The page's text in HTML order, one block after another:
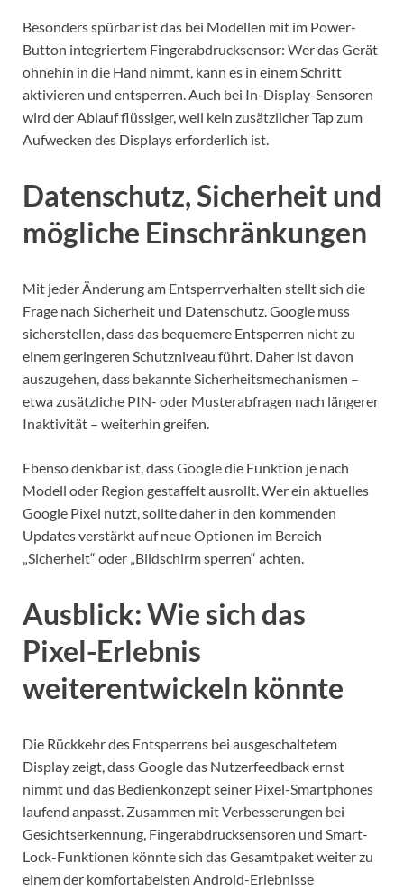
Besonders spürbar ist das bei Modellen mit im Power-
Button integriertem Fingerabdrucksensor: Wer das Gerät
ohnehin in die Hand nimmt, kann es in einem Schritt
aktivieren und entsperren. Auch bei In-Display-Sensoren
wird der Ablauf flüssiger, weil kein zusätzlicher Tap zum
Aufwecken des Displays erforderlich ist.
Datenschutz, Sicherheit und
mögliche Einschränkungen
Mit jeder Änderung am Entsperrverhalten stellt sich die
Frage nach Sicherheit und Datenschutz. Google muss
sicherstellen, dass das bequemere Entsperren nicht zu
einem geringeren Schutzniveau führt. Daher ist davon
auszugehen, dass bekannte Sicherheitsmechanismen –
etwa zusätzliche PIN- oder Musterabfragen nach längerer
Inaktivität – weiterhin greifen.
Ebenso denkbar ist, dass Google die Funktion je nach
Modell oder Region gestaffelt ausrollt. Wer ein aktuelles
Google Pixel nutzt, sollte daher in den kommenden
Updates verstärkt auf neue Optionen im Bereich
„Sicherheit“ oder „Bildschirm sperren“ achten.
Ausblick: Wie sich das
Pixel-Erlebnis
weiterentwickeln könnte
Die Rückkehr des Entsperrens bei ausgeschaltetem
Display zeigt, dass Google das Nutzerfeedback ernst
nimmt und das Bedienkonzept seiner Pixel-Smartphones
laufend anpasst. Zusammen mit Verbesserungen bei
Gesichtserkennung, Fingerabdrucksensoren und Smart-
Lock-Funktionen könnte sich das Gesamtpaket weiter zu
einem der komfortabelsten Android-Erlebnisse